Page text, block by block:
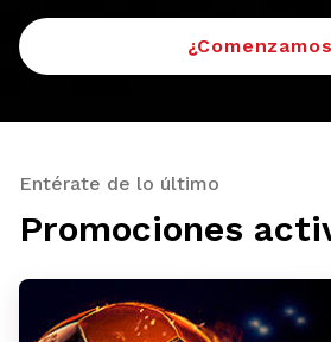
Entérate de lo último
Promociones